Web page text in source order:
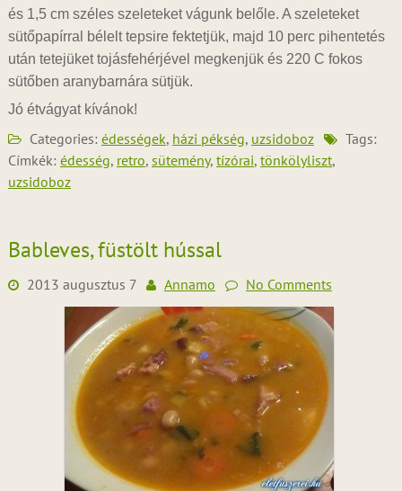
és 1,5 cm széles szeleteket vágunk belőle. A szeleteket
sütőpapírral bélelt tepsire fektetjük, majd 10 perc pihentetés
után tetejüket tojásfehérjével megkenjük és 220 C fokos
sütőben aranybarnára sütjük.
Jó étvágyat kívánok!
Categories: édességek, házi pékség, uzsidoboz
Tags:
Címkék: édesség, retro, sütemény, tízórai, tönkölyliszt,
uzsidoboz
Bableves, füstölt hússal
2013 augusztus 7 Annamo No Comments